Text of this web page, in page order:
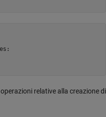
relative alla creazione di